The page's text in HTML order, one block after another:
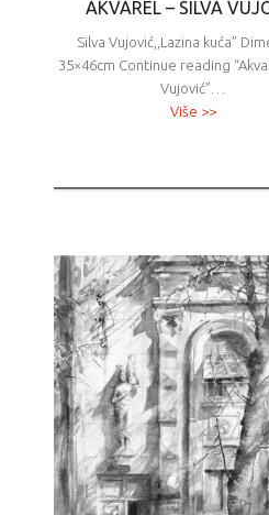
AKVAREL – SILVA
Silva Vujović,,Lazina kuća”
35×46cm Continue reading
Vujović”…
Više >>